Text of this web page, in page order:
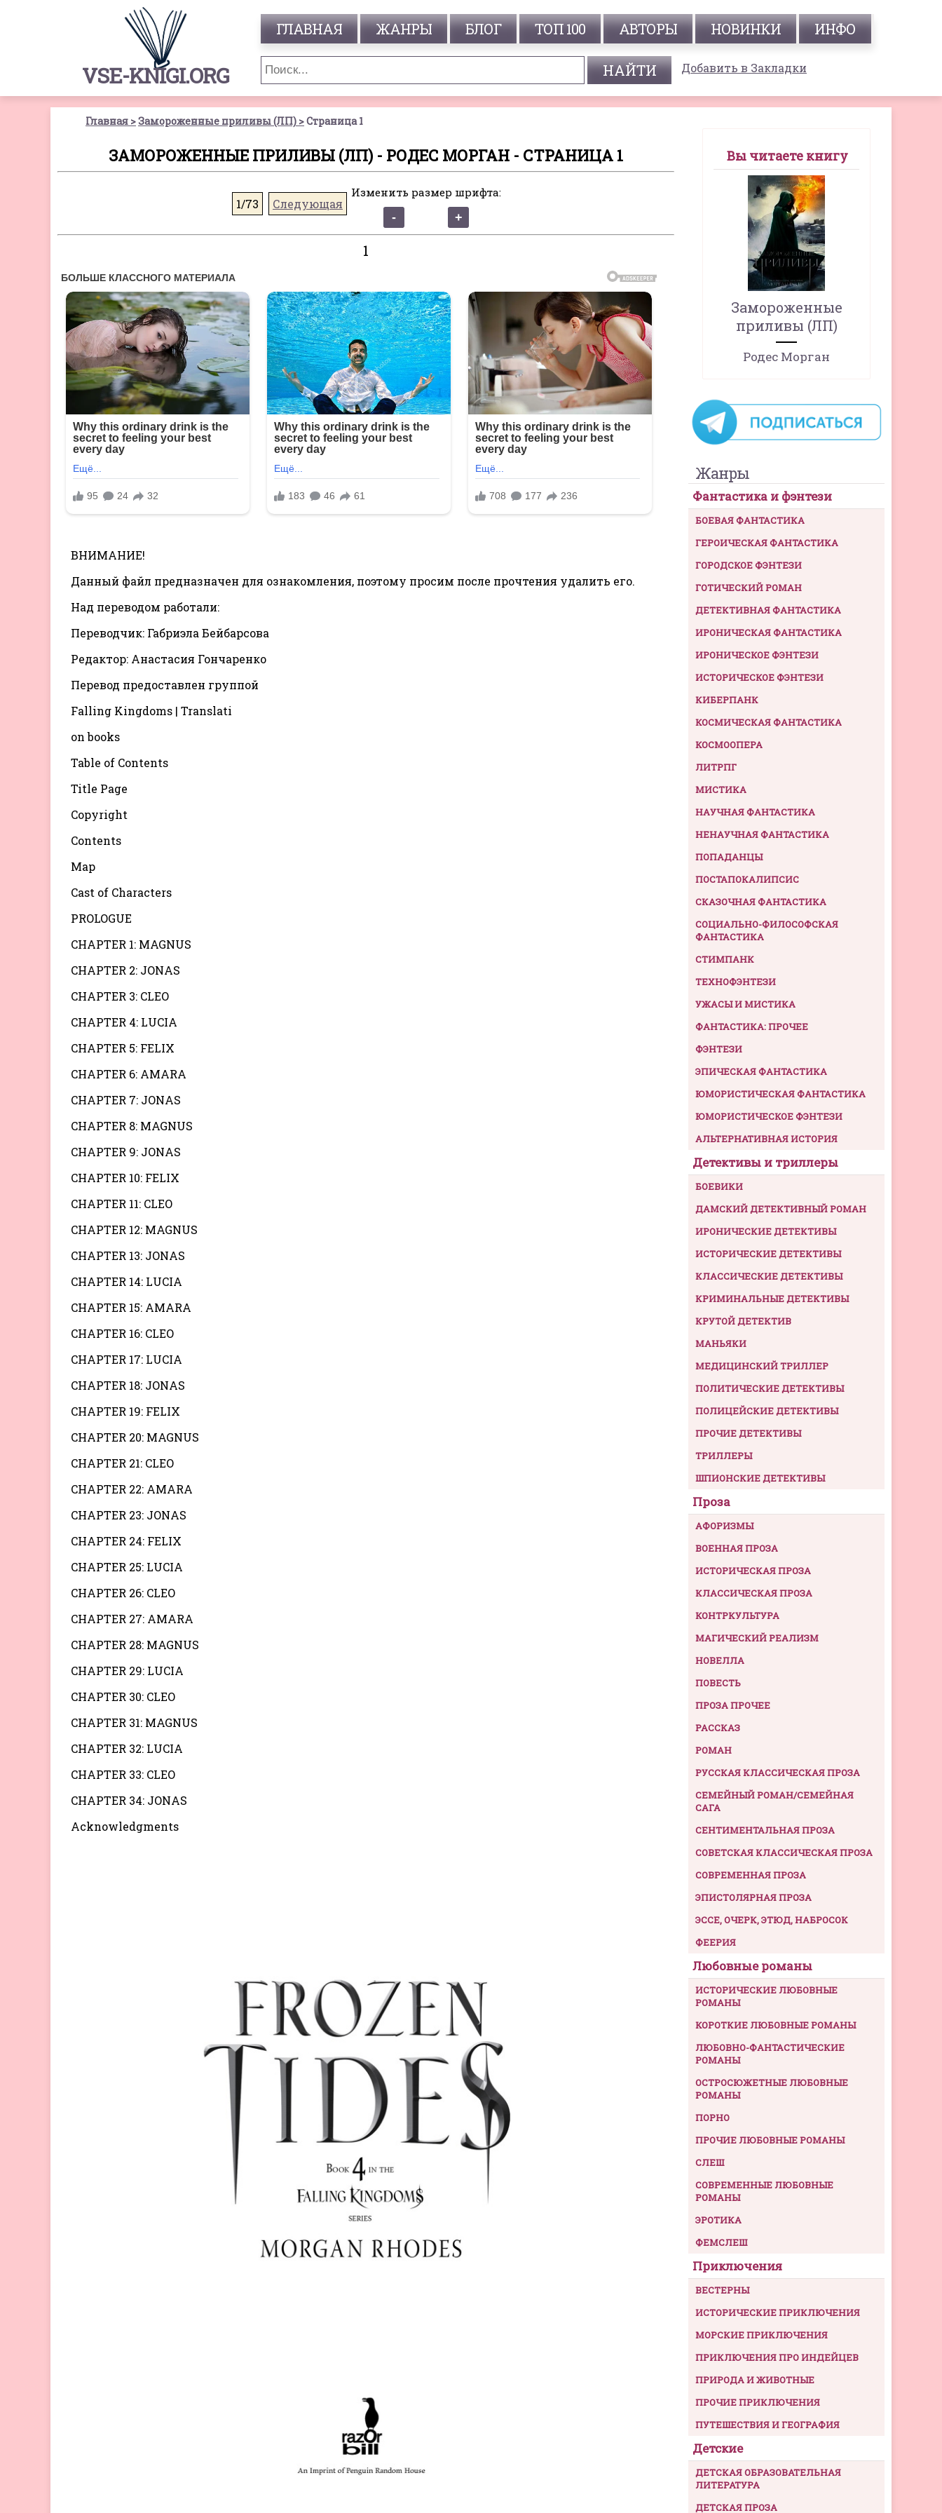
VSE-KNIGI.ORG
ГЛАВНАЯ ЖАНРЫ БЛОГ ТОП 100 АВТОРЫ НОВИНКИ ИНФО
Добавить в Закладки
Главная Замороженные приливы (ЛП) Страница 1
ЗАМОРОЖЕННЫЕ ПРИЛИВЫ (ЛП) - РОДЕС МОРГАН - СТРАНИЦА 1
1/73 Следующая
Изменить размер шрифта:
1
ВНИМАНИЕ!
Данный файл предназначен для ознакомления, поэтому просим после прочтения удалить его.
Над переводом работали:
Переводчик: Габриэла Бейбарсова
Редактор: Анастасия Гончаренко
Перевод предоставлен группой
Falling Kingdoms | Translati
on books
Table of Contents
Title Page
Copyright
Contents
Map
Cast of Characters
PROLOGUE
CHAPTER 1: MAGNUS
CHAPTER 2: JONAS
CHAPTER 3: CLEO
CHAPTER 4: LUCIA
CHAPTER 5: FELIX
CHAPTER 6: AMARA
CHAPTER 7: JONAS
CHAPTER 8: MAGNUS
CHAPTER 9: JONAS
CHAPTER 10: FELIX
CHAPTER 11: CLEO
CHAPTER 12: MAGNUS
CHAPTER 13: JONAS
CHAPTER 14: LUCIA
CHAPTER 15: AMARA
CHAPTER 16: CLEO
CHAPTER 17: LUCIA
CHAPTER 18: JONAS
CHAPTER 19: FELIX
CHAPTER 20: MAGNUS
CHAPTER 21: CLEO
CHAPTER 22: AMARA
CHAPTER 23: JONAS
CHAPTER 24: FELIX
CHAPTER 25: LUCIA
CHAPTER 26: CLEO
CHAPTER 27: AMARA
CHAPTER 28: MAGNUS
CHAPTER 29: LUCIA
CHAPTER 30: CLEO
CHAPTER 31: MAGNUS
CHAPTER 32: LUCIA
CHAPTER 33: CLEO
CHAPTER 34: JONAS
Acknowledgments
Вы читаете книгу
Замороженные
приливы (ЛП)
Родес Морган
Жанры
Фантастика и фэнтези
БОЕВАЯ ФАНТАСТИКА
ГЕРОИЧЕСКАЯ ФАНТАСТИКА
ГОРОДСКОЕ ФЭНТЕЗИ
ГОТИЧЕСКИЙ РОМАН
ДЕТЕКТИВНАЯ ФАНТАСТИКА
ИРОНИЧЕСКАЯ ФАНТАСТИКА
ИРОНИЧЕСКОЕ ФЭНТЕЗИ
ИСТОРИЧЕСКОЕ ФЭНТЕЗИ
КИБЕРПАНК
КОСМИЧЕСКАЯ ФАНТАСТИКА
КОСМООПЕРА
ЛИТРПГ
МИСТИКА
НАУЧНАЯ ФАНТАСТИКА
НЕНАУЧНАЯ ФАНТАСТИКА
ПОПАДАНЦЫ
ПОСТАПОКАЛИПСИС
СКАЗОЧНАЯ ФАНТАСТИКА
СОЦИАЛЬНО-ФИЛОСОФСКАЯ
ФАНТАСТИКА
СТИМПАНК
ТЕХНОФЭНТЕЗИ
УЖАСЫ И МИСТИКА
ФАНТАСТИКА: ПРОЧЕЕ
ФЭНТЕЗИ
ЭПИЧЕСКАЯ ФАНТАСТИКА
ЮМОРИСТИЧЕСКАЯ ФАНТАСТИКА
ЮМОРИСТИЧЕСКОЕ ФЭНТЕЗИ
АЛЬТЕРНАТИВНАЯ ИСТОРИЯ
Детективы и триллеры
БОЕВИКИ
ДАМСКИЙ ДЕТЕКТИВНЫЙ РОМАН
ИРОНИЧЕСКИЕ ДЕТЕКТИВЫ
ИСТОРИЧЕСКИЕ ДЕТЕКТИВЫ
КЛАССИЧЕСКИЕ ДЕТЕКТИВЫ
КРИМИНАЛЬНЫЕ ДЕТЕКТИВЫ
КРУТОЙ ДЕТЕКТИВ
МАНЬЯКИ
МЕДИЦИНСКИЙ ТРИЛЛЕР
ПОЛИТИЧЕСКИЕ ДЕТЕКТИВЫ
ПОЛИЦЕЙСКИЕ ДЕТЕКТИВЫ
ПРОЧИЕ ДЕТЕКТИВЫ
ТРИЛЛЕРЫ
ШПИОНСКИЕ ДЕТЕКТИВЫ
Проза
АФОРИЗМЫ
ВОЕННАЯ ПРОЗА
ИСТОРИЧЕСКАЯ ПРОЗА
КЛАССИЧЕСКАЯ ПРОЗА
КОНТРКУЛЬТУРА
МАГИЧЕСКИЙ РЕАЛИЗМ
НОВЕЛЛА
ПОВЕСТЬ
ПРОЗА ПРОЧЕЕ
РАССКАЗ
РОМАН
РУССКАЯ КЛАССИЧЕСКАЯ ПРОЗА
СЕМЕЙНЫЙ РОМАН/СЕМЕЙНАЯ
САГА
СЕНТИМЕНТАЛЬНАЯ ПРОЗА
СОВЕТСКАЯ КЛАССИЧЕСКАЯ ПРОЗА
СОВРЕМЕННАЯ ПРОЗА
ЭПИСТОЛЯРНАЯ ПРОЗА
ЭССЕ, ОЧЕРК, ЭТЮД, НАБРОСОК
ФЕЕРИЯ
Любовные романы
ИСТОРИЧЕСКИЕ ЛЮБОВНЫЕ
РОМАНЫ
КОРОТКИЕ ЛЮБОВНЫЕ РОМАНЫ
ЛЮБОВНО-ФАНТАСТИЧЕСКИЕ
РОМАНЫ
ОСТРОСЮЖЕТНЫЕ ЛЮБОВНЫЕ
РОМАНЫ
ПОРНО
ПРОЧИЕ ЛЮБОВНЫЕ РОМАНЫ
СЛЕШ
СОВРЕМЕННЫЕ ЛЮБОВНЫЕ
РОМАНЫ
ЭРОТИКА
ФЕМСЛЕШ
Приключения
ВЕСТЕРНЫ
ИСТОРИЧЕСКИЕ ПРИКЛЮЧЕНИЯ
МОРСКИЕ ПРИКЛЮЧЕНИЯ
ПРИКЛЮЧЕНИЯ ПРО ИНДЕЙЦЕВ
ПРИРОДА И ЖИВОТНЫЕ
ПРОЧИЕ ПРИКЛЮЧЕНИЯ
ПУТЕШЕСТВИЯ И ГЕОГРАФИЯ
Детские
ДЕТСКАЯ ОБРАЗОВАТЕЛЬНАЯ
ЛИТЕРАТУРА
ДЕТСКАЯ ПРОЗА